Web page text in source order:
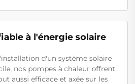
à l'énergie solaire
d'un système solaire
nos pompes à chaleur offrent
aussi efficace et axée sur les